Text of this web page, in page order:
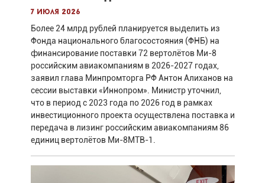
7 июля 2026
Более 24 млрд рублей планируется выделить из
Фонда национального благосостояния (ФНБ) на
финансирование поставки 72 вертолётов Ми-8
российским авиакомпаниям в 2026-2027 годах,
заявил глава Минпромторга РФ Антон Алиханов на
сессии выставки «Иннопром». Министр уточнил,
что в период с 2023 года по 2026 год в рамках
инвестиционного проекта осуществлена поставка и
передача в лизинг российским авиакомпаниям 86
единиц вертолётов Ми-8МТВ-1.